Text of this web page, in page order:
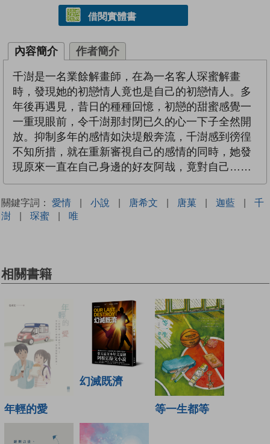
借閱實體書
內容簡介 作者簡介
千澍是一名業餘解畫師，在為一名客人琛蜜解畫
時，發現她的初戀情人竟也是自己的初戀情人。多
年後再遇見，昔日的種種回憶，初戀的甜蜜感覺一
一重現眼前，令千澍那封閉已久的心一下子全然開
放。抑制多年的感情如決堤般奔流，千澍感到徬徨
不知所措，就在重新審視自己的感情的同時，她發
現原來一直在自己身邊的好友阿哉，竟對自己……
關鍵字詞： 愛情 | 小說 | 唐希文 | 唐菓 | 迦藍 |
千
澍
| 琛蜜 | 唯
相關書籍
年輕的愛
幻滅既濟
等一生都等